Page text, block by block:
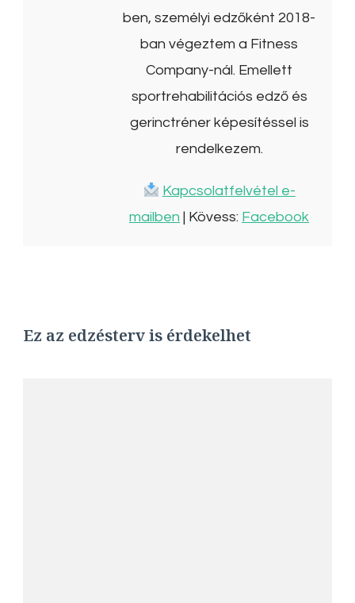
ben, személyi edzőként 2018-
ban végeztem a Fitness
Company-nál. Emellett
sportrehabilitációs edző és
gerinctréner képesítéssel is
rendelkezem.
Kapcsolatfelvétel e-
mailben | Kövess: Facebook
Ez az edzésterv is érdekelhet